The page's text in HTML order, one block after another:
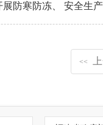
防寒防冻、 安全生
<<